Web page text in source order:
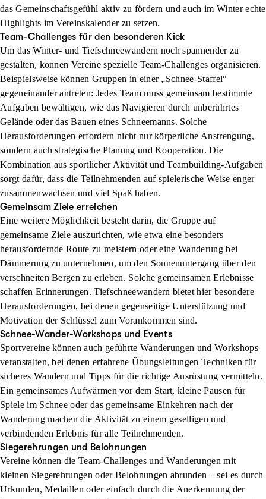
das Gemeinschaftsgefühl aktiv zu fördern und auch im Winter echte
Highlights im Vereinskalender zu setzen.
Team-Challenges für den besonderen Kick
Um das Winter- und Tiefschneewandern noch spannender zu
gestalten, können Vereine spezielle Team-Challenges organisieren.
Beispielsweise können Gruppen in einer „Schnee-Staffel“
gegeneinander antreten: Jedes Team muss gemeinsam bestimmte
Aufgaben bewältigen, wie das Navigieren durch unberührtes
Gelände oder das Bauen eines Schneemanns. Solche
Herausforderungen erfordern nicht nur körperliche Anstrengung,
sondern auch strategische Planung und Kooperation. Die
Kombination aus sportlicher Aktivität und Teambuilding-Aufgaben
sorgt dafür, dass die Teilnehmenden auf spielerische Weise enger
zusammenwachsen und viel Spaß haben.
Gemeinsam Ziele erreichen
Eine weitere Möglichkeit besteht darin, die Gruppe auf
gemeinsame Ziele auszurichten, wie etwa eine besonders
herausfordernde Route zu meistern oder eine Wanderung bei
Dämmerung zu unternehmen, um den Sonnenuntergang über den
verschneiten Bergen zu erleben. Solche gemeinsamen Erlebnisse
schaffen Erinnerungen. Tiefschneewandern bietet hier besondere
Herausforderungen, bei denen gegenseitige Unterstützung und
Motivation der Schlüssel zum Vorankommen sind.
Schnee-Wander-Workshops und Events
Sportvereine können auch geführte Wanderungen und Workshops
veranstalten, bei denen erfahrene Übungsleitungen Techniken für
sicheres Wandern und Tipps für die richtige Ausrüstung vermitteln.
Ein gemeinsames Aufwärmen vor dem Start, kleine Pausen für
Spiele im Schnee oder das gemeinsame Einkehren nach der
Wanderung machen die Aktivität zu einem geselligen und
verbindenden Erlebnis für alle Teilnehmenden.
Siegerehrungen und Belohnungen
Vereine können die Team-Challenges und Wanderungen mit
kleinen Siegerehrungen oder Belohnungen abrunden – sei es durch
Urkunden, Medaillen oder einfach durch die Anerkennung der